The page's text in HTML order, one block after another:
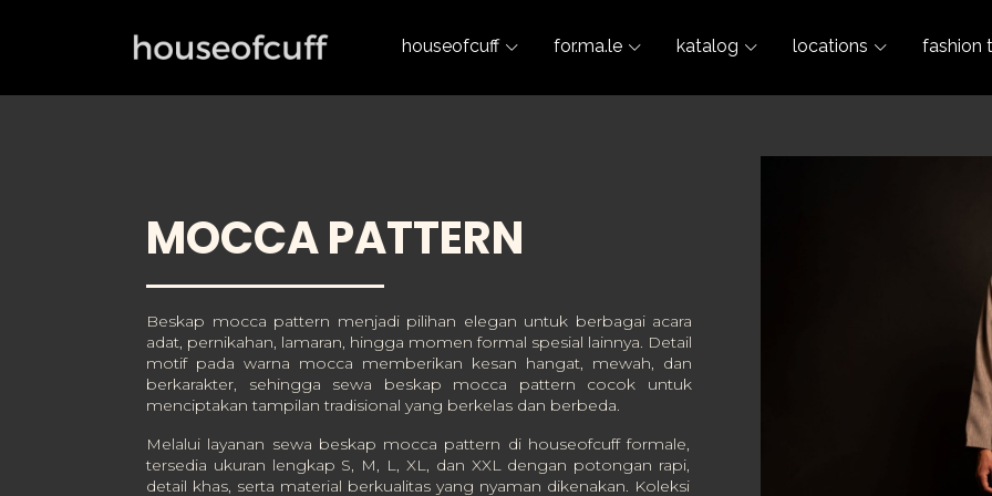
houseofcuff for.ma.le katalog locations fashion
MOCCA PATTERN
Beskap mocca pattern menjadi pilihan elegan untuk berbagai acara
adat, pernikahan, lamaran, hingga momen formal spesial lainnya. Detail
motif pada warna mocca memberikan kesan hangat, mewah, dan
berkarakter, sehingga sewa beskap mocca pattern cocok untuk
menciptakan tampilan tradisional yang berkelas dan berbeda.
Melalui layanan sewa beskap mocca pattern di houseofcuff formale,
tersedia ukuran lengkap S, M, L, XL, dan XXL dengan potongan rapi,
detail khas, serta material berkualitas yang nyaman dikenakan. Koleksi